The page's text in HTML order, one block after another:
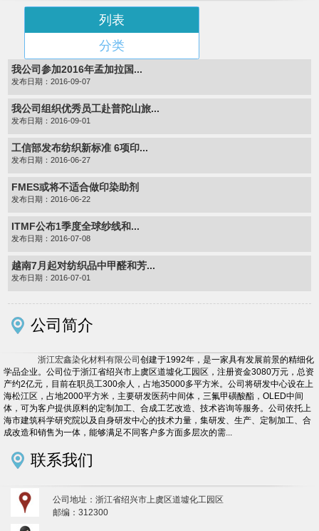
列表
分类
我公司参加2016年孟加拉国...
发布日期：2016-09-07
我公司组织优秀员工赴普陀山旅...
发布日期：2016-09-01
工信部发布纺织新标准 6项印...
发布日期：2016-06-27
FMES或将不适合做印染助剂
发布日期：2016-06-22
ITMF公布1季度全球纱线和...
发布日期：2016-07-08
越南7月起对纺织品中甲醛和芳...
发布日期：2016-07-01
公司简介
浙江宏鑫染化材料有限公司创建于1992年，是一家具有发展前景的精细化
学品企业。公司位于浙江省绍兴市上虞区道墟化工园区，注册资金3080万元，总资
产约2亿元，目前在职员工300余人，占地35000多平方米。公司将研发中心设在上
海松江区，占地2000平方米，主要研发医药中间体，三氟甲磺酸酯，OLED中间
体，可为客户提供原料的定制加工、合成工艺改造、技术咨询等服务。公司依托上
海市建筑科学研究院以及自身研发中心的技术力量，集研发、生产、定制加工、合
成改造和销售为一体，能够满足不同客户多方面多层次的需...
联系我们
公司地址：浙江省绍兴市上虞区道墟化工园区
邮编：312300